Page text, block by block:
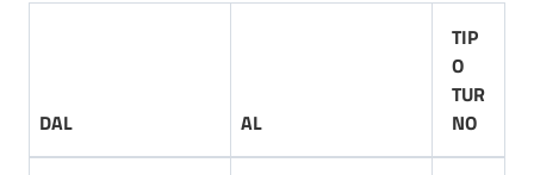
DAL AL
TIP
O
TUR
NO